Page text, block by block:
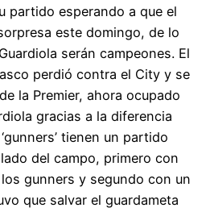
partido esperando a que el
este domingo, de lo
serán campeones. El
perdió contra el City y se
la Premier, ahora ocupado
gracias a la diferencia
tienen un partido
del campo, primero con
gunners y segundo con un
que salvar el guardameta